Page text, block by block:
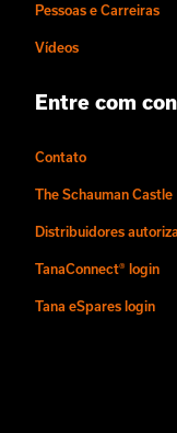
Pessoas e Carreiras
Vídeos
Entre com
Contato
The Schauman Castle
Distribuidores
TanaConnect® login
Tana eSpares login